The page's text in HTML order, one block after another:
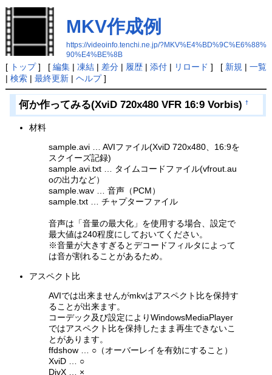
MKV作成例
https://videoinfo.tenchi.ne.jp/?MKV%E4%BD%9C%E6%88%
90%E4%BE%8B
[ トップ] [ 編集| 凍結| 差分| 履歴| 添付| リロード ] [ 新規 | 一覧
| 検索| 最終更新| ヘルプ]
何か作ってみる(XviD 720x480 VFR 16:9 Vorbis) †
材料
sample.avi … AVIファイル(XviD 720x480、16:9を
スクイーズ記録)
sample.avi.txt … タイムコードファイル(vfrout.au
oの出力など）
sample.wav … 音声（PCM）
sample.txt … チャプターファイル
音声は「音量の最大化」を使用する場合、設定で
最大値は240程度にしておいてください。
※音量が大きすぎるとデコードフィルタによって
は音が割れることがあるため。
アスペクト比
AVIでは出来ませんがmkvはアスペクト比を保持す
ることが出来ます。
コーデック及び設定によりWindowsMediaPlayer
ではアスペクト比を保持したまま再生できないこ
とがあります。
ffdshow … ○（オーバーレイを有効にすること）
XviD … ○
DivX … ×